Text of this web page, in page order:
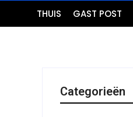
THUIS GAST POST
Categorieën